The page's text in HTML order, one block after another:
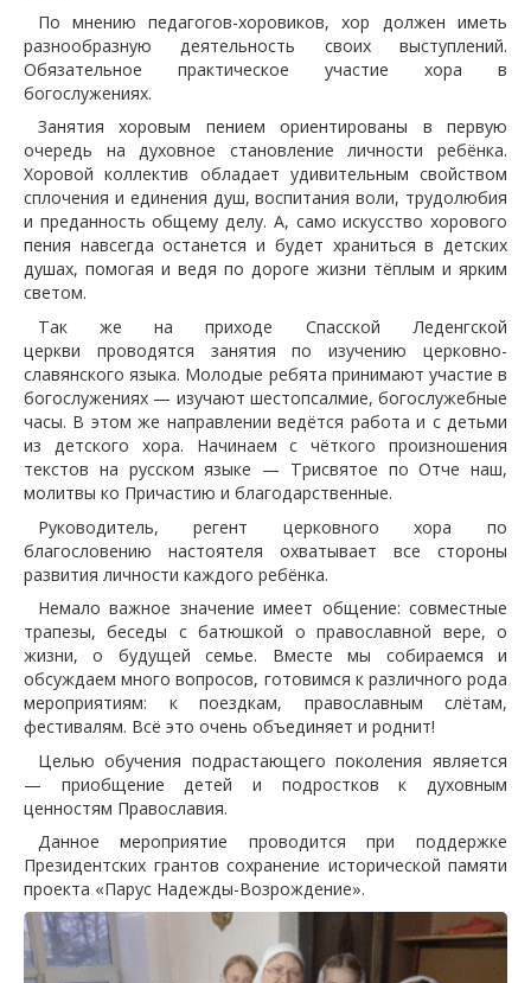
По мнению педагогов-хоровиков, хор должен иметь
разнообразную деятельность своих выступлений.
Обязательное практическое участие хора в
богослужениях.
Занятия хоровым пением ориентированы в первую
очередь на духовное становление личности ребёнка.
Хоровой коллектив обладает удивительным свойством
сплочения и единения душ, воспитания воли, трудолюбия
и преданность общему делу. А, само искусство хорового
пения навсегда останется и будет храниться в детских
душах, помогая и ведя по дороге жизни тёплым и ярким
светом.
Так же на приходе Спасской Леденгской
церкви проводятся занятия по изучению церковно-
славянского языка. Молодые ребята принимают участие в
богослужениях — изучают шестопсалмие, богослужебные
часы. В этом же направлении ведётся работа и с детьми
из детского хора. Начинаем с чёткого произношения
текстов на русском языке — Трисвятое по Отче наш,
молитвы ко Причастию и благодарственные.
Руководитель, регент церковного хора по
благословению настоятеля охватывает все стороны
развития личности каждого ребёнка.
Немало важное значение имеет общение: совместные
трапезы, беседы с батюшкой о православной вере, о
жизни, о будущей семье. Вместе мы собираемся и
обсуждаем много вопросов, готовимся к различного рода
мероприятиям: к поездкам, православным слётам,
фестивалям. Всё это очень объединяет и роднит!
Целью обучения подрастающего поколения является
— приобщение детей и подростков к духовным
ценностям Православия.
Данное мероприятие проводится при поддержке
Президентских грантов сохранение исторической памяти
проекта «Парус Надежды-Возрождение».